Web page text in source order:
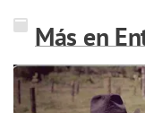
Más en